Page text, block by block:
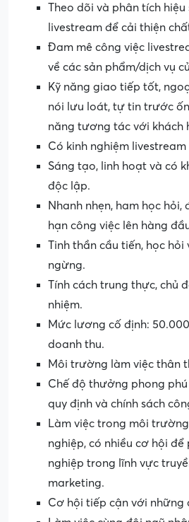
Theo dõi và phân tích
livestream để cải thiện
Đam mê công việc
về các sản phẩm/dịch vụ
Kỹ năng giao tiếp tốt,
nói lưu loát, tự tin trước
năng tương tác với khách
Có kinh nghiệm
Sáng tạo, linh hoạt và có
độc lập.
Nhanh nhẹn, ham học
hạn công việc lên hàng
Tinh thần cầu tiến, học
ngừng.
Tính cách trung thực, chủ
nhiệm.
Mức lương cố định:
doanh thu.
Môi trường làm việc thân
Chế độ thưởng phong
quy định và chính sách
Làm việc trong môi
nghiệp, có nhiều cơ hội
nghiệp trong lĩnh vực
marketing.
Cơ hội tiếp cận với những